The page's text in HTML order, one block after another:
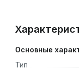
приятный хват
подвесить её на
Основные
Тип